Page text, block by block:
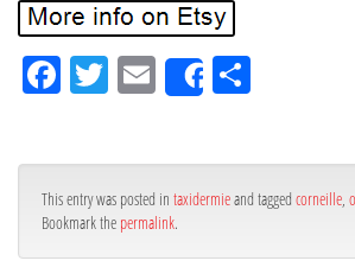
Fa
ce
ok
Tw
itt
Em
ail
Share
r
This entry was posted in taxidermieand tagged corneille
Bookmark the permalink.